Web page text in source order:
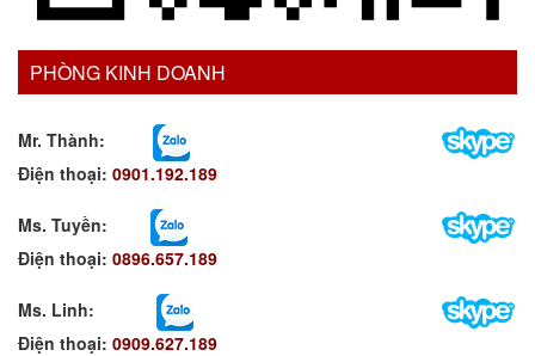
PHÒNG KINH DOANH
Mr. Thành:
Điện thoại: 0901.192.189
Ms. Tuyền:
Điện thoại: 0896.657.189
Ms. Linh:
Điện thoại: 0909.627.189